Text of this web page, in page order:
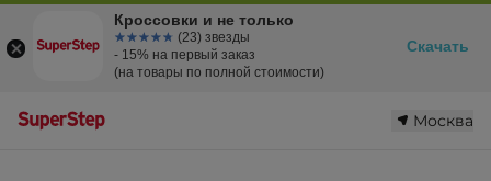
Москва
Кроссовки и не только
☆☆☆☆☆
★★★★★ (23) звезды
- 15% на первый заказ
(на товары по полной стоимости)
Скачать